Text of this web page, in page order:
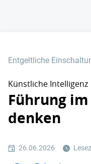
Entgeltliche
Künstliche Intelligenz
Führung
denken
26.06.2026